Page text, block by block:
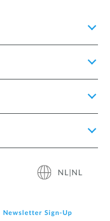
NL|NL
Newsletter Sign‑Up